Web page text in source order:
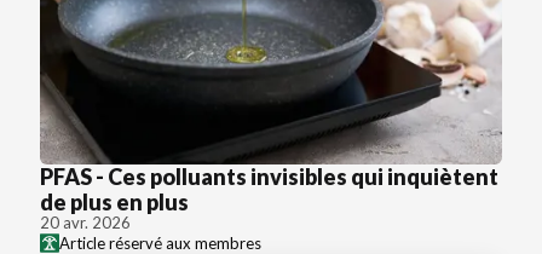
PFAS - Ces polluants invisibles qui inquiètent
de plus en plus
20 avr. 2026
Article réservé aux membres